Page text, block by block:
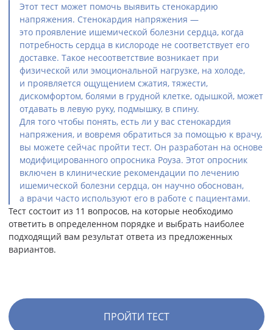
Этот тест может помочь выявить стенокардию
напряжения. Стенокардия напряжения —
это проявление ишемической болезни сердца, когда
потребность сердца в кислороде не соответствует его
доставке. Такое несоответствие возникает при
физической или эмоциональной нагрузке, на холоде,
и проявляется ощущением сжатия, тяжести,
дискомфортом, болями в грудной клетке, одышкой, может
отдавать в левую руку, подмышку, в спину.
Для того чтобы понять, есть ли у вас стенокардия
напряжения, и вовремя обратиться за помощью к врачу,
вы можете сейчас пройти тест. Он разработан на основе
модифицированного опросника Роуза. Этот опросник
включен в клинические рекомендации по лечению
ишемической болезни сердца, он научно обоснован,
а врачи часто используют его в работе с пациентами.
Тест состоит из 11 вопросов, на которые необходимо
ответить в определенном порядке и выбрать наиболее
подходящий вам результат ответа из предложенных
вариантов.
ПРОЙТИ ТЕСТ